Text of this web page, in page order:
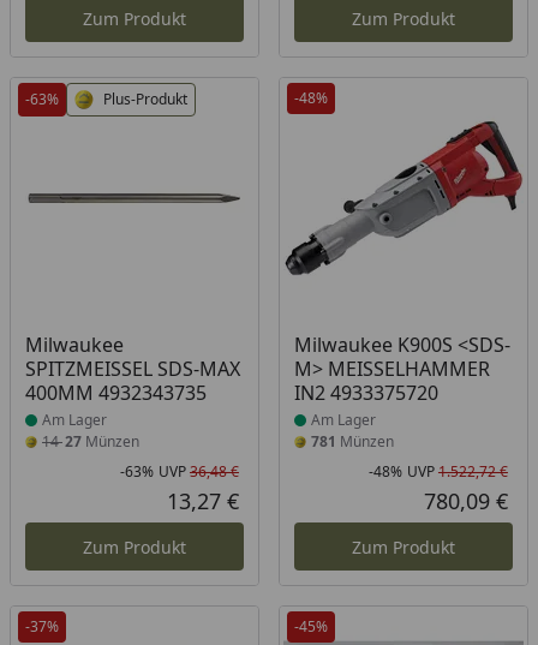
Zum Produkt Zum Produkt
-63% Plus-Produkt
Milwaukee
SPITZMEISSEL SDS-MAX
400MM 4932343735
Produkt am Lager
Am Lager
1427 Münzen
Rabatt in Prozent
-63%
Ursprünglicher Preis
UVP36,48 €
Aktueller Preis
13,27 €
Zum Produkt
-48%
Milwaukee K900S <SDS-
M> MEISSELHAMMER
IN2 4933375720
Produkt am Lager
Am Lager
781 Münzen
-48% UVP1.522,72 €
780,09 €
Zum Produkt
-37% -45%